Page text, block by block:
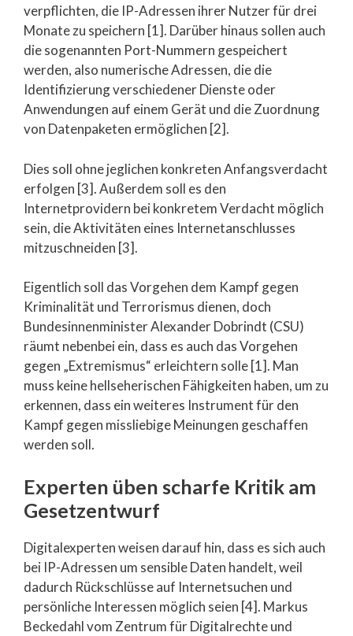
verpflichten, die IP-Adressen ihrer Nutzer für drei
Monate zu speichern [1]. Darüber hinaus sollen auch
die sogenannten Port-Nummern gespeichert
werden, also numerische Adressen, die die
Identifizierung verschiedener Dienste oder
Anwendungen auf einem Gerät und die Zuordnung
von Datenpaketen ermöglichen [2].
Dies soll ohne jeglichen konkreten Anfangsverdacht
erfolgen [3]. Außerdem soll es den
Internetprovidern bei konkretem Verdacht möglich
sein, die Aktivitäten eines Internetanschlusses
mitzuschneiden [3].
Eigentlich soll das Vorgehen dem Kampf gegen
Kriminalität und Terrorismus dienen, doch
Bundesinnenminister Alexander Dobrindt (CSU)
räumt nebenbei ein, dass es auch das Vorgehen
gegen „Extremismus“ erleichtern solle [1]. Man
muss keine hellseherischen Fähigkeiten haben, um zu
erkennen, dass ein weiteres Instrument für den
Kampf gegen missliebige Meinungen geschaffen
werden soll.
Experten üben scharfe Kritik am
Gesetzentwurf
Digitalexperten weisen darauf hin, dass es sich auch
bei IP-Adressen um sensible Daten handelt, weil
dadurch Rückschlüsse auf Internetsuchen und
persönliche Interessen möglich seien [4]. Markus
Beckedahl vom Zentrum für Digitalrechte und